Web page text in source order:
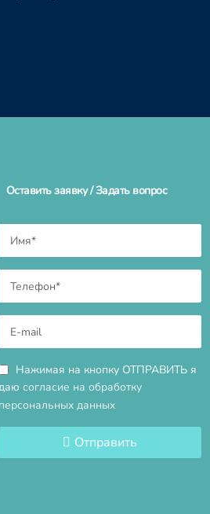
Оставить заявку / Задать вопрос
Нажимая на кнопку ОТПРАВИТЬ я
согласие на обработку
персональных данных
Отправить